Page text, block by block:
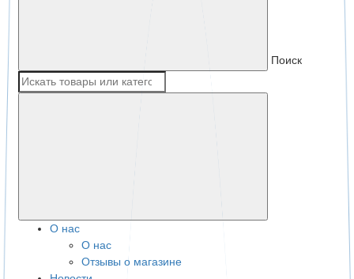
Поиск
О нас
О нас
Отзывы о магазине